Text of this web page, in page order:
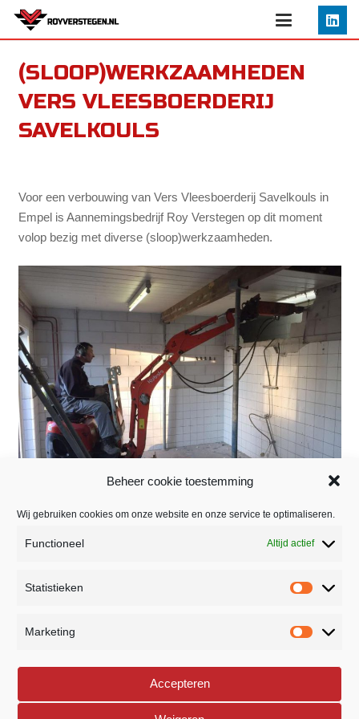
Beheer cookie toestemming
Wij gebruiken cookies om onze website en onze service te optimaliseren.
Functioneel Altijd actief
Statistieken
Marketing
Accepteren
(SLOOP)WERKZAAMHEDEN
VERS VLEESBOERDERIJ
SAVELKOULS
Voor een verbouwing van Vers Vleesboerderij Savelkouls in
Empel is Aannemingsbedrijf Roy Verstegen op dit moment
volop bezig met diverse (sloop)werkzaamheden.
home
5391 LR NULAND
INFO@ROYVERSTEGEN.NL